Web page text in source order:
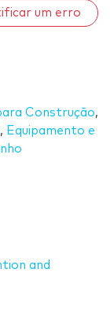
um erro
Construção,
, Equipamento e
and